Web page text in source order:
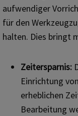
aufwendiger
für den
halten. Dies bringt
Zeitersparnis:
Einrichtung
erheblichen
Bearbeitung